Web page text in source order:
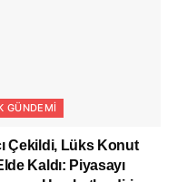
GÜNDEMI
Çekildi, Lüks Konut
Kaldı: Piyasayı